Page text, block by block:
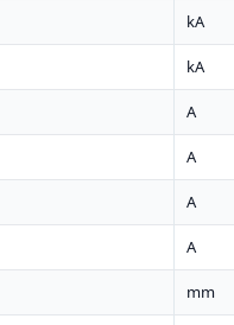
kA
kA
A
A
A
A
mm